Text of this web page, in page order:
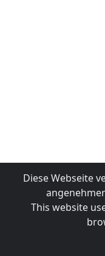
Diese Webseite
This website